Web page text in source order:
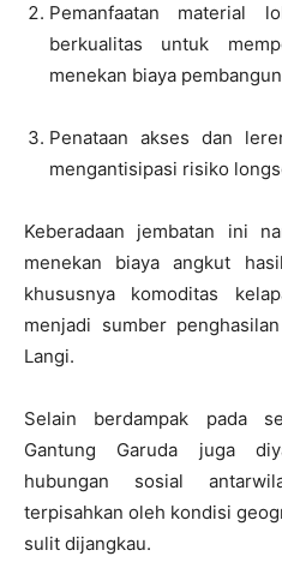
Pemanfaatan material
berkualitas untuk
menekan biaya
Penataan akses dan
mengantisipasi risiko
Keberadaan jembatan ini
menekan biaya angkut
khususnya komoditas
menjadi sumber
Langi.
Selain berdampak pada
Gantung Garuda juga
hubungan sosial
terpisahkan oleh kondisi
sulit dijangkau.